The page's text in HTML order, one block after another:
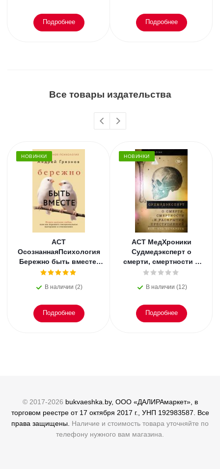
Подробнее Подробнее
Все товары издательства
НОВИНКИ
АСТ
ОсознаннаяПсихология
Бережно быть вместе.
Второе дыхание любви,
эмоциональное
В наличии (2)
Подробнее
НОВИНКИ
АСТ МедХроники
Судмедэксперт о
смерти, смертности и
раскрытии
осталось. Блэк
В наличии (12)
Подробнее
© 2017-2026 bukvaeshka.by, ООО «ДАЛИРАмаркет», в
торговом реестре от 17 октября 2017 г., УНП 192983587. Все
права защищены. Наличие и стоимость товара уточняйте по
телефону нужного вам магазина.